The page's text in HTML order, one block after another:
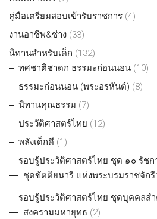
คู่มือเตรียมสอบเข้ารับราชการ (4)
งานอาชีพ&ช่าง (33)
นิทานสำหรับเด็ก (132)
ทศชาติชาดก ธรรมะก่อนนอน (10)
ธรรมะก่อนนอน (พระอรหันต์) (8)
นิทานคุณธรรม (7)
ประวัติศาสตร์ไทย (12)
พลังเด็กดี (1)
รอบรู้ประวัติศาสตร์ไทย ชุด ๑๐ รัชก
ชุดขัตติยนารี แห่งพระบรมราชจักรี
รอบรู้ประวัติศาสตร์ไทย ชุดบุคคลส
สงครามมหายุทธ (2)